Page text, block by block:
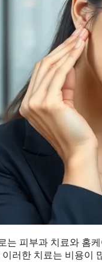
는 피부과 치료와 홈
러한 치료는 비용이